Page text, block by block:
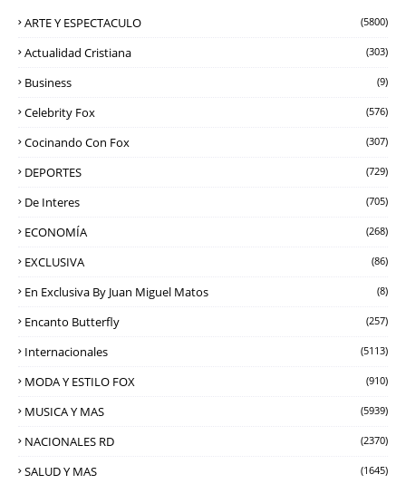
ARTE Y ESPECTACULO (5800)
Actualidad Cristiana (303)
Business (9)
Celebrity Fox (576)
Cocinando Con Fox (307)
DEPORTES (729)
De Interes (705)
ECONOMÍA (268)
EXCLUSIVA (86)
En Exclusiva By Juan Miguel Matos (8)
Encanto Butterfly (257)
Internacionales (5113)
MODA Y ESTILO FOX (910)
MUSICA Y MAS (5939)
NACIONALES RD (2370)
SALUD Y MAS (1645)